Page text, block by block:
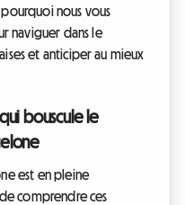
nous vous
naviguer dans le
et anticiper au mieux
bouscule le
est en pleine
comprendre ces